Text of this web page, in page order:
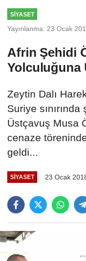
SIYASET
Yayınlanma: 23 Ocak
Afrin Şehidi
Yolculuğuna
Zeytin Dalı
Suriye
Üstçavuş Musa
cenaze
geldi...
SIYASET 23 Ocak